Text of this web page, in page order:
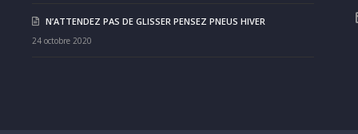
N’ATTENDEZ PAS DE GLISSER PENSEZ PNEUS HIVER
24 octobre 2020